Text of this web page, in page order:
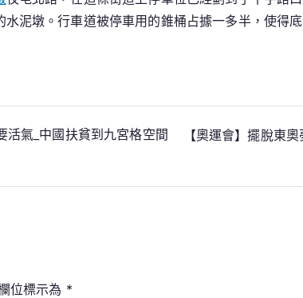
泥墩。行車道被停車用的錐桶占據一多半，使得
活氣_中國扶貧到九宮格空間
【奧運會】擺脫東
位標示為 *